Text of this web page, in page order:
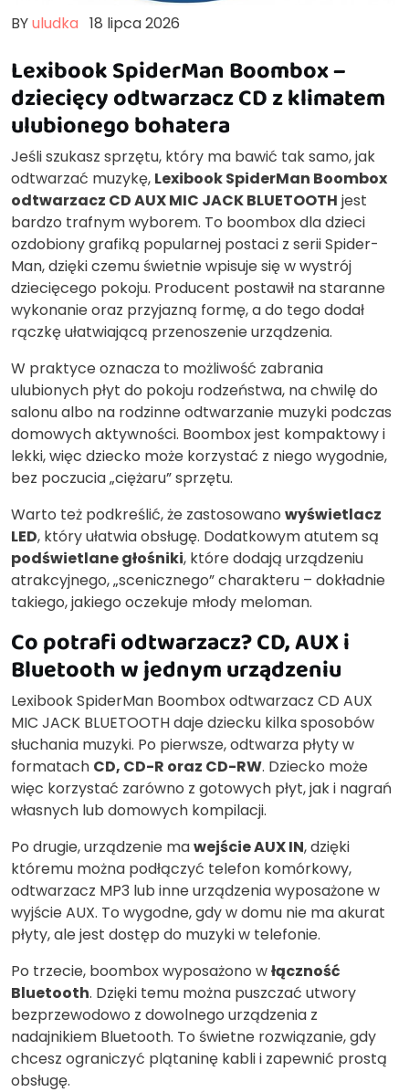
BYuludka 18 lipca 2026
Lexibook SpiderMan Boombox –
dziecięcy odtwarzacz CD z klimatem
ulubionego bohatera
Jeśli szukasz sprzętu, który ma bawić tak samo, jak
odtwarzać muzykę, Lexibook SpiderMan Boombox
odtwarzacz CD AUX MIC JACK BLUETOOTH jest
bardzo trafnym wyborem. To boombox dla dzieci
ozdobiony grafiką popularnej postaci z serii Spider-
Man, dzięki czemu świetnie wpisuje się w wystrój
dziecięcego pokoju. Producent postawił na staranne
wykonanie oraz przyjazną formę, a do tego dodał
rączkę ułatwiającą przenoszenie urządzenia.
W praktyce oznacza to możliwość zabrania
ulubionych płyt do pokoju rodzeństwa, na chwilę do
salonu albo na rodzinne odtwarzanie muzyki podczas
domowych aktywności. Boombox jest kompaktowy i
lekki, więc dziecko może korzystać z niego wygodnie,
bez poczucia „ciężaru” sprzętu.
Warto też podkreślić, że zastosowano wyświetlacz
LED, który ułatwia obsługę. Dodatkowym atutem są
podświetlane głośniki, które dodają urządzeniu
atrakcyjnego, „scenicznego” charakteru – dokładnie
takiego, jakiego oczekuje młody meloman.
Co potrafi odtwarzacz? CD, AUX i
Bluetooth w jednym urządzeniu
Lexibook SpiderMan Boombox odtwarzacz CD AUX
MIC JACK BLUETOOTH daje dziecku kilka sposobów
słuchania muzyki. Po pierwsze, odtwarza płyty w
formatach CD, CD-R oraz CD-RW. Dziecko może
więc korzystać zarówno z gotowych płyt, jak i nagrań
własnych lub domowych kompilacji.
Po drugie, urządzenie mawejście AUX IN, dzięki
któremu można podłączyć telefon komórkowy,
odtwarzacz MP3 lub inne urządzenia wyposażone w
wyjście AUX. To wygodne, gdy w domu nie ma akurat
płyty, ale jest dostęp do muzyki w telefonie.
Po trzecie, boombox wyposażono włączność
Bluetooth. Dzięki temu można puszczać utwory
bezprzewodowo z dowolnego urządzenia z
nadajnikiem Bluetooth. To świetne rozwiązanie, gdy
chcesz ograniczyć plątaninę kabli i zapewnić prostą
obsługę.